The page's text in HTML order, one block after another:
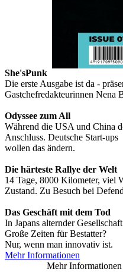
She'sPunk
Die erste Ausgabe ist da -
Gastchefredakteurinnen Nena
Odyssee zum All
Während die USA und China
Anschluss. Deutsche Start-ups
wollen das ändern.
Die härteste Rallye der Welt
14 Tage, 8000 Kilometer, viel
Zustand. Zu Besuch bei
Das Geschäft mit dem Tod
In Japans alternder
Große Zeiten für Bestatter?
Nur, wenn man innovativ ist.
Mehr Informationen
Mehr Informationen